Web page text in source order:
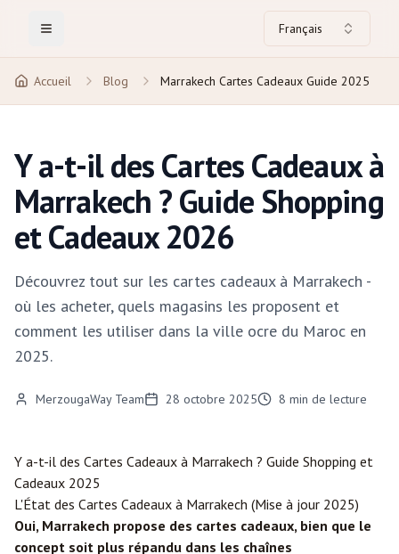
Toggle Menu Français
Accueil Blog Marrakech Cartes Cadeaux Guide 2025
Y a-t-il des Cartes Cadeaux à
Marrakech ? Guide Shopping
et Cadeaux 2026
Découvrez tout sur les cartes cadeaux à Marrakech -
où les acheter, quels magasins les proposent et
comment les utiliser dans la ville ocre du Maroc en
2025.
MerzougaWay Team 28 octobre 2025 8 min de lecture
Y a-t-il des Cartes Cadeaux à Marrakech ? Guide Shopping et
Cadeaux 2025
L'État des Cartes Cadeaux à Marrakech (Mise à jour 2025)
Oui, Marrakech propose des cartes cadeaux, bien que le
concept soit plus répandu dans les chaînes